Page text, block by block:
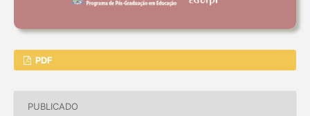
PDF
PUBLICADO